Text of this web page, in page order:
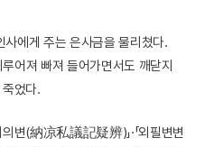
에게 주는 은사금을 물리쳤다.
어져 빠져 들어가면서도 깨닫지
었다.
변(納凉私議記疑辨)」·「외필변변